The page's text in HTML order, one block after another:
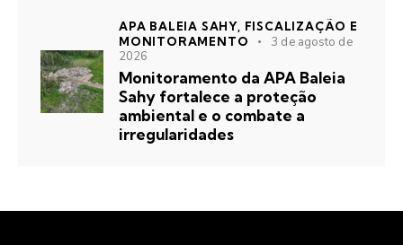
APA BALEIA SAHY, FISCALIZAÇÃO E
MONITORAMENTO
3 de agosto de
2026
Monitoramento da APA Baleia
Sahy fortalece a proteção
ambiental e o combate a
irregularidades